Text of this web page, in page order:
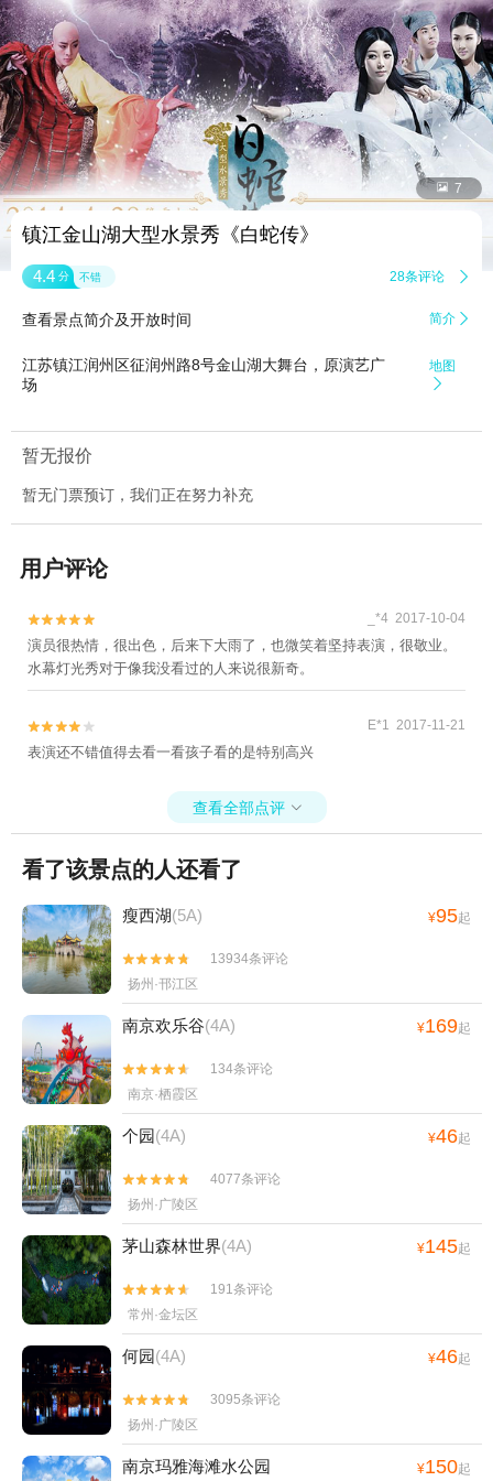
 7
镇江金山湖大型水景秀《白蛇传》
4.4 分 不错 28条评论 
查看景点简介及开放时间 简介 
江苏镇江润州区征润州路8号金山湖大舞台，原演艺广
场
地图

暂无报价
暂无门票预订，我们正在努力补充
用户评论

 _*4 2017-10-04
演员很热情，很出色，后来下大雨了，也微笑着坚持表演，很敬业。
水幕灯光秀对于像我没看过的人来说很新奇。

 E*1 2017-11-21
表演还不错值得去看一看孩子看的是特别高兴
查看全部点评 
看了该景点的人还看了
瘦西湖(5A) ¥95起


13934条评论
扬州·邗江区
南京欢乐谷(4A) ¥169起


134条评论
南京·栖霞区
个园(4A) ¥46起


4077条评论
扬州·广陵区
茅山森林世界(4A) ¥145起


191条评论
常州·金坛区
何园(4A) ¥46起


3095条评论
扬州·广陵区
南京玛雅海滩水公园 ¥150起
